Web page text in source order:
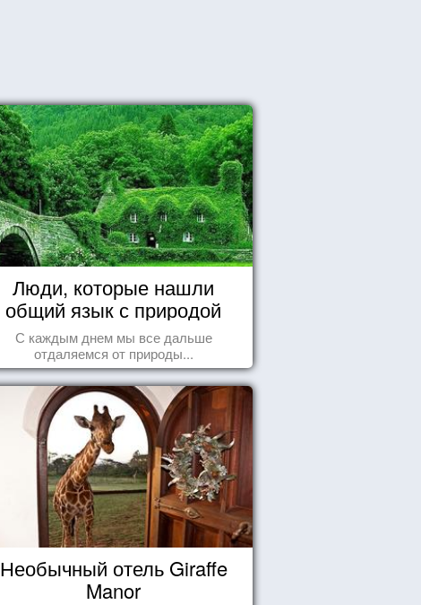
Люди, которые нашли
общий язык с природой
С каждым днем мы все дальше
отдаляемся от природы...
Необычный отель Giraffe
Manor